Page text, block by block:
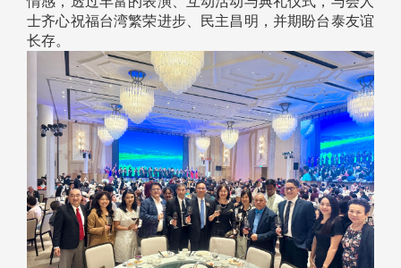
士齐心祝福台湾繁荣进步、民主昌明，并期盼台泰友谊
长存。